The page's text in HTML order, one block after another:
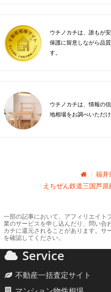
ウチノカチは、誰もが
保護に留意しながら品
す。
ウチノカチは、情報の
地相場をお調べいただ
福井
えちぜん鉄道三国芦原
一部の記事において、アフィリエイト
業のサービスを申し込んだり、問い合
カチに還元されることがあります。サ
を確認してください。
Service
不動産一括査定サイト